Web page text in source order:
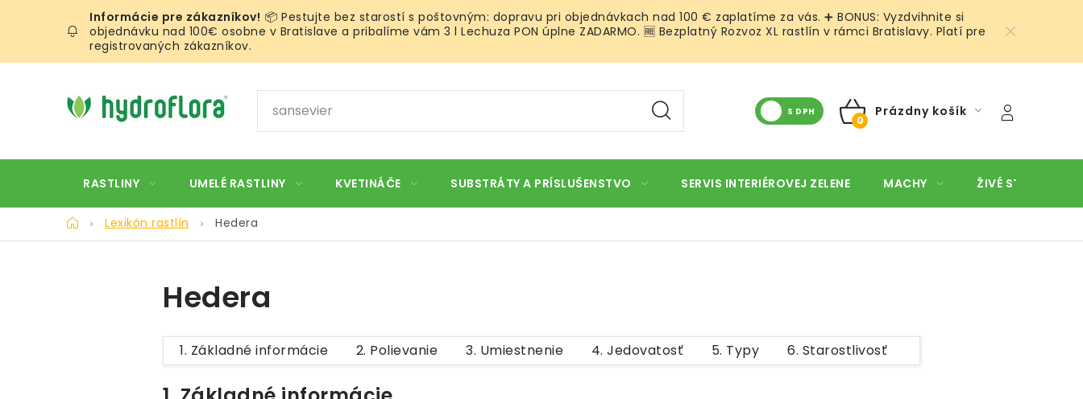
📦 Pestujte bez starostí s poštovným: dopravu pri objednávkach nad 100 € zaplatíme za vás. ➕ BONUS: Vyzdvihnite si
objednávku nad 100€ osobne v Bratislave a pribalíme vám 3 l Lechuza PON úplne ZADARMO. 🆓 Bezplatný Rozvoz XL rastlín v rámci Bratislavy. Platí pre
registrovaných zákazníkov.
S DPH
NÁKUPNÝ
Prázdny košík
RASTLINY UMELÉ RASTLINY KVETINÁČE SUBSTRÁTY A PRÍSLUŠENSTVO SERVIS INTERIÉROVEJ ZELENE MACHY ŽIVÉ STENY
DomovLexikón rastlín Hedera
Hedera
1. Základné informácie 2. Polievanie 3. Umiestnenie 4. Jedovatosť 5. Typy 6. Starostlivosť